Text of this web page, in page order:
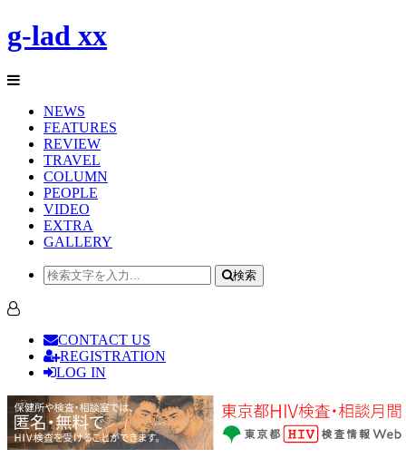
g-lad xx
NEWS
FEATURES
REVIEW
TRAVEL
COLUMN
PEOPLE
VIDEO
EXTRA
GALLERY
検索
CONTACT US
REGISTRATION
LOG IN